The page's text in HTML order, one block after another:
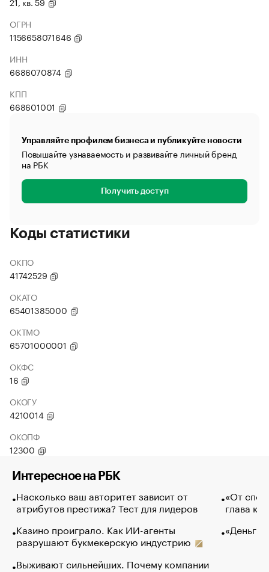
ОГРН
1156658071646
ИНН
6686070874
КПП
668601001
Управляйте профилем бизнеса и публикуйте новости
Повышайте узнаваемость и развивайте личный бренд
на РБК
Получить доступ
Коды статистики
ОКПО
41742529
ОКАТО
65401385000
ОКТМО
65701000001
ОКФС
16
ОКОГУ
4210014
ОКОПФ
12300
Интересное на РБК
Насколько ваш авторитет зависит от
атрибутов престижа? Тест для лидеров
Казино проиграло. Как ИИ-агенты
разрушают букмекерскую индустрию
Выживают сильнейших. Почему компании
«От
глава
«Деньги